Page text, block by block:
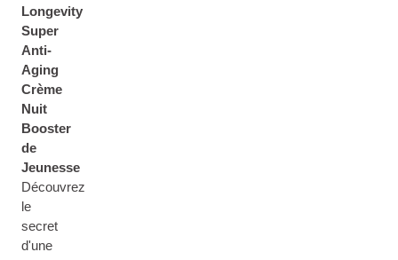
Longevity
Super
Anti-
Aging
Crème
Nuit
Booster
de
Jeunesse
Découvrez
le
secret
d'une